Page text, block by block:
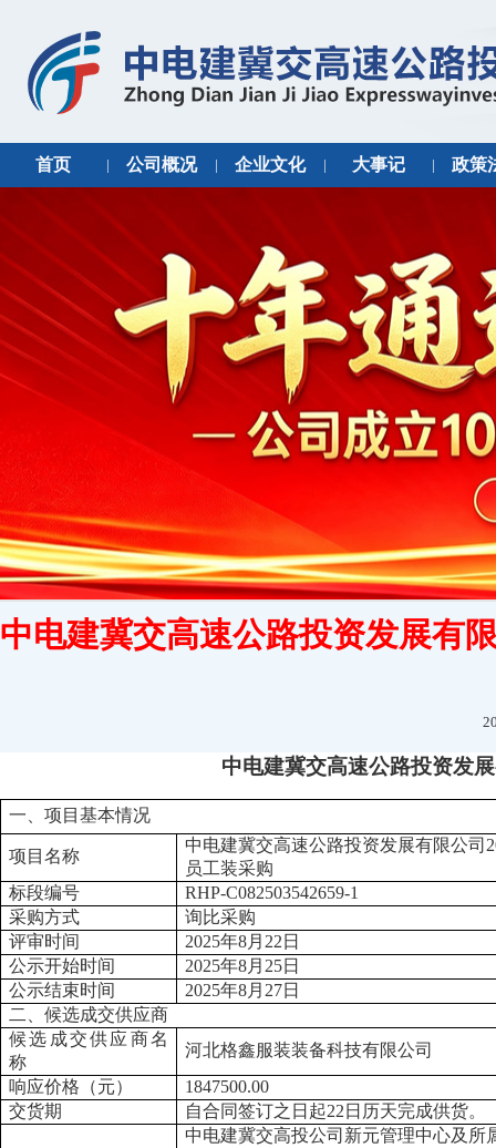
首页 | 公司概况 | 企业文化 | 大事记 | 政策
中电建冀交高速公路投资发展有
中电建冀交高速公路投资发
一、项目基本情况
项目名称
中电建冀交高速公路投资发展有限公司
员工装采购
标段编号
RHP-C082503542659-1
采购方式
询比采购
评审时间
2025年8月 22 日
公示开始时间
2025年8月 25日
公示结束时间
2025年8月 27日
二、候选成交供应商
候选成交供应商名
称
河北格鑫服装装备科技有限公司
响应价格 （元）
1847500.00
交货期
自合同签订之日起22 日历天完成供货。
中电建冀交高投公司新元管理中心及所